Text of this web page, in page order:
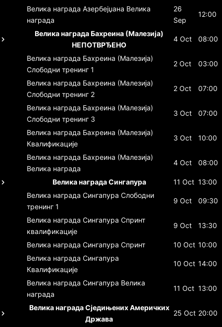
Велика награда Азербејџана Велика
награда
26
Sep
12:00
Велика награда Бахреина (Малезија)
НЕПОТВРЂЕНО
4 Oct 08:00
Велика награда Бахреина (Малезија)
Слободни тренинг 1
2 Oct 03:00
Велика награда Бахреина (Малезија)
Слободни тренинг 2
2 Oct 07:00
Велика награда Бахреина (Малезија)
Слободни тренинг 3
3 Oct 07:00
Велика награда Бахреина (Малезија)
Квалификације
3 Oct 10:00
Велика награда Бахреина (Малезија)
Велика награда
4 Oct 08:00
Велика награда Сингапура 11 Oct 13:00
Велика награда Сингапура Слободни
тренинг 1
9 Oct 09:30
Велика награда Сингапура Спринт
квалификације
9 Oct 13:30
Велика награда Сингапура Спринт 10 Oct 10:00
Велика награда Сингапура
Квалификације
10 Oct 14:00
Велика награда Сингапура Велика
награда
11 Oct 13:00
Велика награда Сједињених Америчких
Држава
25 Oct 20:00